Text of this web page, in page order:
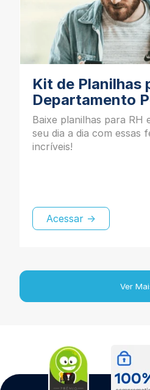
Kit de Planilhas
Departamento
Baixe planilhas para RH
seu dia a dia com essas
incríveis!
Acessar →
Ver